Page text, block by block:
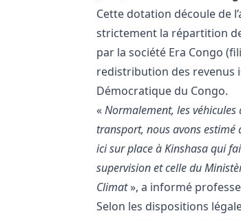
Cette dotation découle de
strictement la répartition
par la société Era Congo
redistribution des revenus
Démocratique du Congo.
«Normalement, les
transport, nous avons estimé
ici sur place à Kinshasa qui
supervision et celle du
Climat», a informé
Selon les dispositions